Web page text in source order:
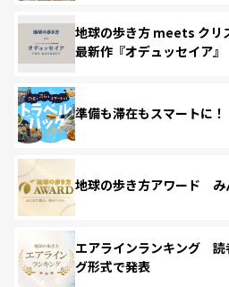
地球の歩き方 meets クリ
最新作『オデュッセイア』
準備も滞在もスマートに
地球の歩き方アワード み
エアラインランキング 読
グ形式で発表